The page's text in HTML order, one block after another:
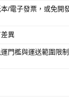
/電子發票，或免開
異
門檻與運送範圍限